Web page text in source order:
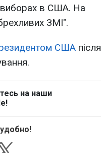
в США. На
ЗМІ".
США після
на наши